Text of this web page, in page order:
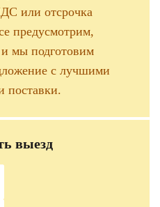
или отсрочка
предусмотрим,
и мы подготовим
с лучшими
поставки.
выезд